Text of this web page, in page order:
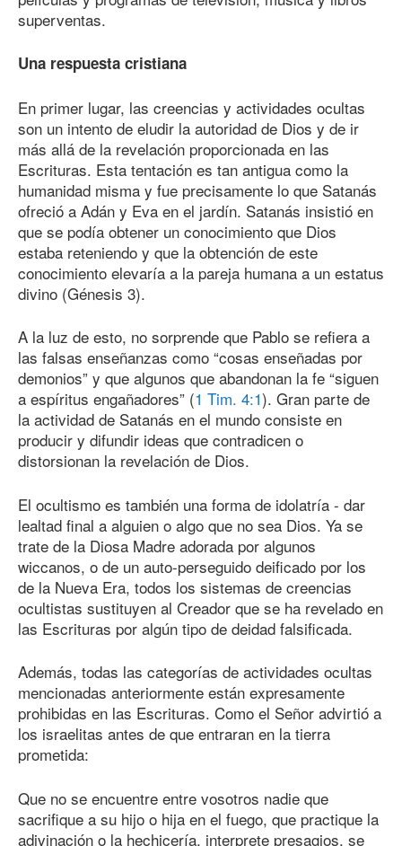
superventas.
Una respuesta cristiana
En primer lugar, las creencias y actividades ocultas
son un intento de eludir la autoridad de Dios y de ir
más allá de la revelación proporcionada en las
Escrituras. Esta tentación es tan antigua como la
humanidad misma y fue precisamente lo que Satanás
ofreció a Adán y Eva en el jardín. Satanás insistió en
que se podía obtener un conocimiento que Dios
estaba reteniendo y que la obtención de este
conocimiento elevaría a la pareja humana a un estatus
divino (Génesis 3).
A la luz de esto, no sorprende que Pablo se refiera a
las falsas enseñanzas como “cosas enseñadas por
demonios” y que algunos que abandonan la fe “siguen
a espíritus engañadores” (1 Tim. 4:1). Gran parte de
la actividad de Satanás en el mundo consiste en
producir y difundir ideas que contradicen o
distorsionan la revelación de Dios.
El ocultismo es también una forma de idolatría - dar
lealtad final a alguien o algo que no sea Dios. Ya se
trate de la Diosa Madre adorada por algunos
wiccanos, o de un auto-perseguido deificado por los
de la Nueva Era, todos los sistemas de creencias
ocultistas sustituyen al Creador que se ha revelado en
las Escrituras por algún tipo de deidad falsificada.
Además, todas las categorías de actividades ocultas
mencionadas anteriormente están expresamente
prohibidas en las Escrituras. Como el Señor advirtió a
los israelitas antes de que entraran en la tierra
prometida:
Que no se encuentre entre vosotros nadie que
sacrifique a su hijo o hija en el fuego, que practique la
adivinación o la hechicería, interprete presagios, se